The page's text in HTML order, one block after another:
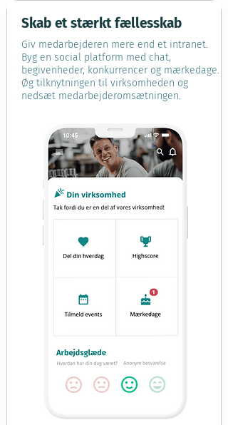
Skab et stærkt fællesskab
Giv medarbejderen mere end et intranet.
Byg en social platform med chat,
begivenheder, konkurrencer og mærkedage.
Øg tilknytningen til virksomheden og
nedsæt medarbejderomsætningen.